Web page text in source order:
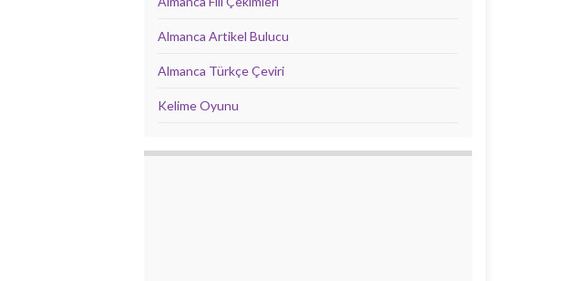
Almanca Artikel Bulucu
Almanca Türkçe Çeviri
Kelime Oyunu